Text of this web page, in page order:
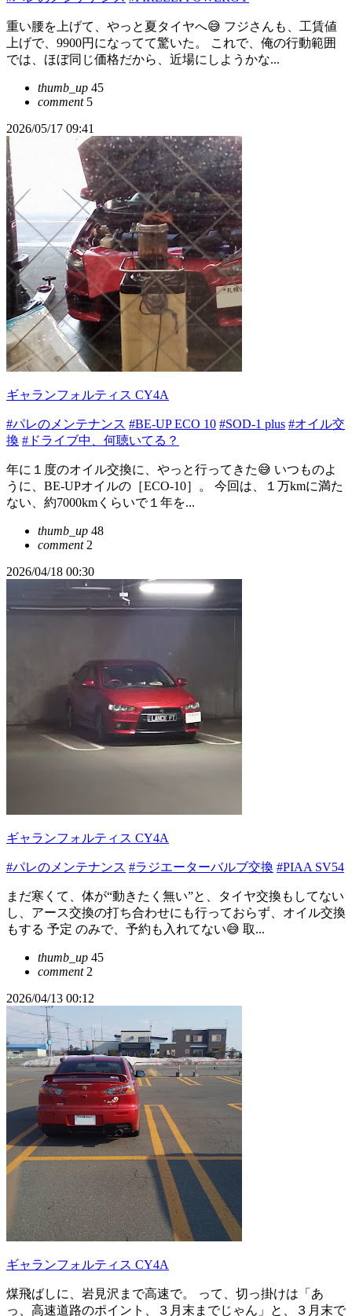
重い腰を上げて、やっと夏タイヤへ😅 フジさんも、工賃値
上げで、9900円になってて驚いた。 これで、俺の行動範囲
では、ほぼ同じ価格だから、近場にしようかな...
thumb_up 45
comment5
2026/05/17 09:41
ギャランフォルティス CY4A
#パレのメンテナンス #BE-UP ECO 10 #SOD-1 plus #オイル交
換 #ドライブ中、何聴いてる？
年に１度のオイル交換に、やっと行ってきた😅 いつものよ
うに、BE-UPオイルの［ECO-10］。 今回は、１万kmに満た
ない、約7000kmくらいで１年を...
thumb_up 48
comment2
2026/04/18 00:30
ギャランフォルティス CY4A
#パレのメンテナンス #ラジエーターバルブ交換 #PIAA SV54
まだ寒くて、体が“動きたく無い”と、タイヤ交換もしてない
し、アース交換の打ち合わせにも行っておらず、オイル交換
もする 予定 のみで、予約も入れてない😅 取...
thumb_up 45
comment2
2026/04/13 00:12
ギャランフォルティス CY4A
煤飛ばしに、岩見沢まで高速で。 って、切っ掛けは「あ
っ、高速道路のポイント、３月末までじゃん」と、３月末で